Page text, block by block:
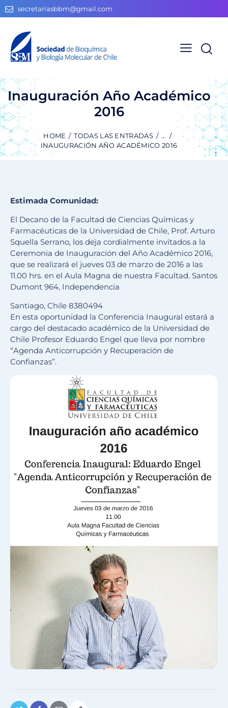
secretariasbbm@gmail.com
Inauguración Año Académico
2016
HOME TODAS LAS ENTRADAS
...
INAUGURACIÓN AÑO ACADÉMICO 2016
Estimada Comunidad:
El Decano de la Facultad de Ciencias Químicas y
Farmacéuticas de la Universidad de Chile, Prof. Arturo
Squella Serrano, los deja cordialmente invitados a la
Ceremonia de Inauguración del Año Académico 2016,
que se realizará el jueves 03 de marzo de 2016 a las
11.00 hrs. en el Aula Magna de nuestra Facultad. Santos
Dumont 964, Independencia
Santiago, Chile 8380494
En esta oportunidad la Conferencia Inaugural estará a
cargo del destacado académico de la Universidad de
Chile Profesor Eduardo Engel que lleva por nombre
“Agenda Anticorrupción y Recuperación de
Confianzas”.